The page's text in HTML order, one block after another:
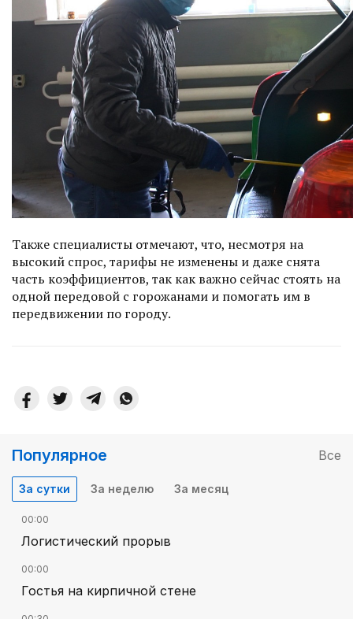
Также специалисты отмечают, что, несмотря на
высокий спрос, тарифы не изменены и даже снята
часть коэффициентов, так как важно сейчас стоять на
одной передовой с горожанами и помогать им в
передвижении по городу.
Популярное Все
За сутки За неделю За месяц
00:00
Логистический прорыв
00:00
Гостья на кирпичной стене